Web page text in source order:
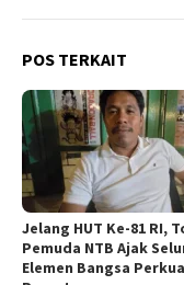
POS TERKAIT
Jelang HUT Ke-81 RI,
Pemuda NTB Ajak
Elemen Bangsa